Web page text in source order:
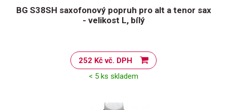
BG S38SH saxofonový popruh pro alt a tenor sax
- velikost L, bílý
252 Kč vč. DPH
< 5 ks skladem